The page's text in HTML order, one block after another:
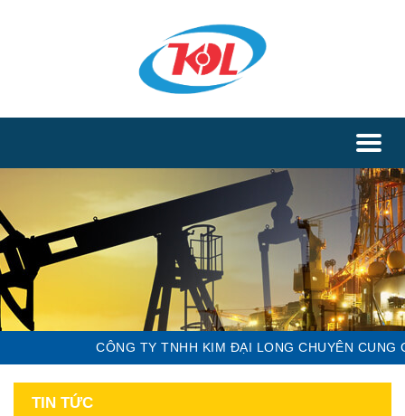
Toggle
CÔNG TY TNHH KIM ĐẠI LONG CHUYÊN CUNG
TIN TỨC